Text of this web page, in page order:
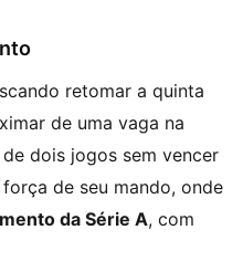
retomar a quinta
de uma vaga na
dois jogos sem vencer
de seu mando, onde
da Série A, com